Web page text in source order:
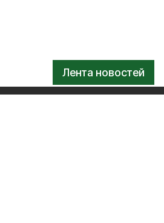
Лента новостей